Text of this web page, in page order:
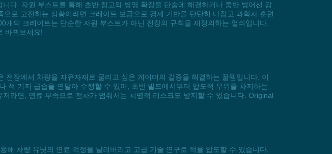
다. 자원 부스트를 통해 초반 창고와 병영 확장을 단숨에 해결하거나 중반 방어선 강
로 고전하는 상황이라면 크레이트 보급으로 경제 기반을 탄탄히 다잡고 과학자 훈련
의 크레이트는 단순한 자원 부스트가 아닌 전장의 규칙을 재정의하는 열쇠입니다.
바꿔보세요!
장에서 차량을 자유자재로 굴리고 싶은 게이머의 갈증을 해결하는 꿀템입니다. 이
적 기지 급습을 연달아 수행할 수 있어, 초반 빌드에서부터 압도적 우위를 차지하는
라면, 연료 부족으로 전차가 멈춰서는 치명적 리스크도 방지할 수 있습니다. Original
차량 유닛의 연료 걱정을 날려버리고 고급 기술 연구로 적을 압도할 수 있습니다.